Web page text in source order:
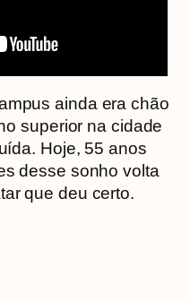
ainda era chão
superior na cidade
Hoje, 55 anos
desse sonho volta
que deu certo.